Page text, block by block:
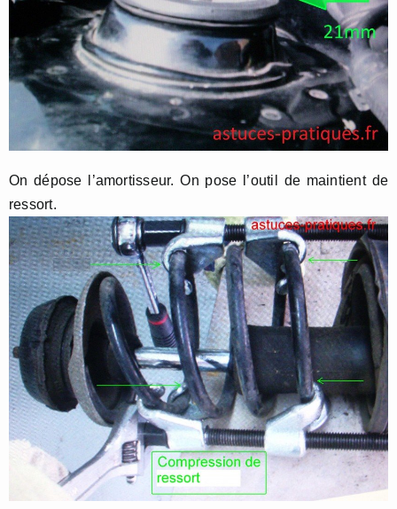
On dépose l’amortisseur. On pose l’outil de maintient de
ressort.